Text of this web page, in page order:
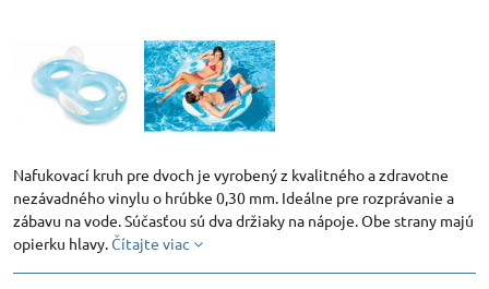
Nafukovací kruh pre dvoch je vyrobený z kvalitného a zdravotne
nezávadného vinylu o hrúbke 0,30 mm. Ideálne pre rozprávanie a
zábavu na vode. Súčasťou sú dva držiaky na nápoje. Obe strany majú
opierku hlavy.Čítajte viac